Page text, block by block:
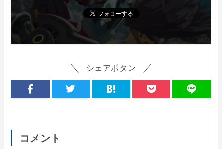
シェアボタン
コメント